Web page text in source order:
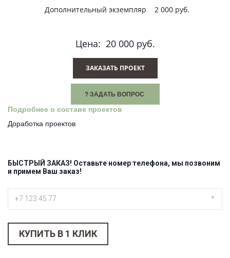
Дополнительный экземпляр 2 000 руб.
Цена: 20 000 руб.
ЗАКАЗАТЬ ПРОЕКТ
? ЗАДАТЬ ВОПРОС
Подробнее о составе проектов
Доработка проектов
БЫСТРЫЙ ЗАКАЗ! Оставьте номер телефона, мы позвоним
и примем Ваш заказ! ­
*
КУПИТЬ В 1 КЛИК